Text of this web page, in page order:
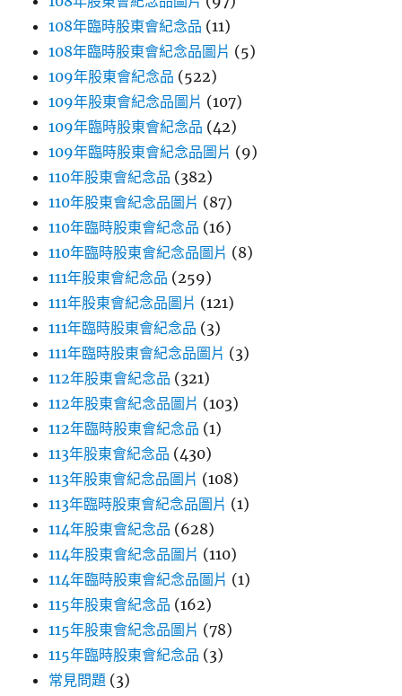
108年臨時股東會紀念品 (11)
108年臨時股東會紀念品圖片 (5)
109年股東會紀念品 (522)
109年股東會紀念品圖片 (107)
109年臨時股東會紀念品 (42)
109年臨時股東會紀念品圖片 (9)
110年股東會紀念品 (382)
110年股東會紀念品圖片 (87)
110年臨時股東會紀念品 (16)
110年臨時股東會紀念品圖片 (8)
111年股東會紀念品 (259)
111年股東會紀念品圖片 (121)
111年臨時股東會紀念品 (3)
111年臨時股東會紀念品圖片 (3)
112年股東會紀念品 (321)
112年股東會紀念品圖片 (103)
112年臨時股東會紀念品 (1)
113年股東會紀念品 (430)
113年股東會紀念品圖片 (108)
113年臨時股東會紀念品圖片 (1)
114年股東會紀念品 (628)
114年股東會紀念品圖片 (110)
114年臨時股東會紀念品圖片 (1)
115年股東會紀念品 (162)
115年股東會紀念品圖片 (78)
115年臨時股東會紀念品 (3)
常見問題 (3)